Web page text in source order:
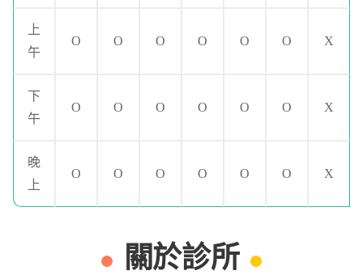
上
午
O O O O O O X
下
午
O O O O O O X
晚
上
O O O O O O X
關於診所